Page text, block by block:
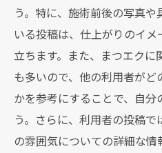
う。特に、施術前後の写真
いる投稿は、仕上がりのイ
立ちます。また、まつエク
も多いので、他の利用者が
かを参考にすることで、自分
う。さらに、利用者の投稿
の雰囲気についての詳細な